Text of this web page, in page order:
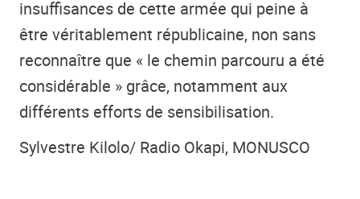
insuffisances de cette armée qui peine à
être véritablement républicaine, non sans
reconnaître que « le chemin parcouru a été
considérable » grâce, notamment aux
différents efforts de sensibilisation.
Sylvestre Kilolo/ Radio Okapi, MONUSCO